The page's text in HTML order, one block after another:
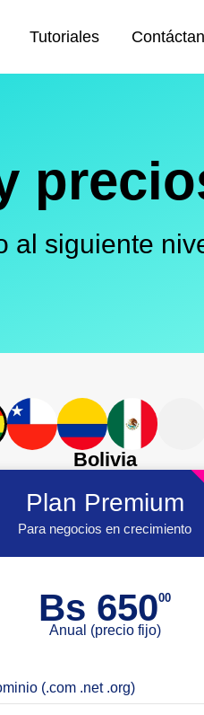
Tutoriales
al siguiente
Bolivia
Plan Premium
Para negocios en crecimiento
Bs 65000
Anual (precio fijo)
(.com .net .org)